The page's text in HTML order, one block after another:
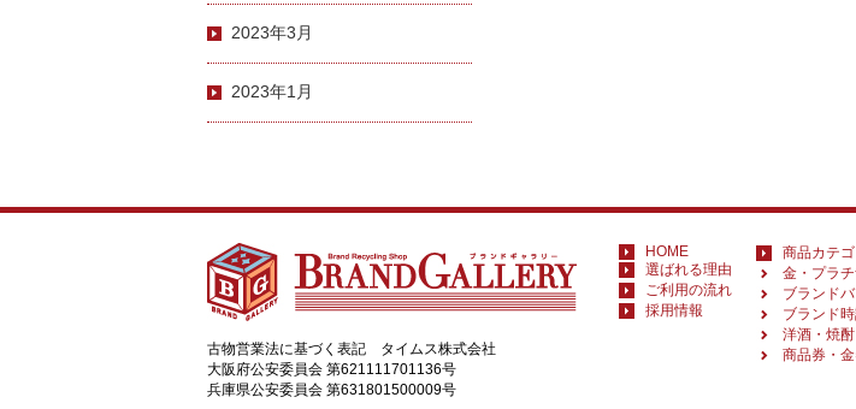
2023年3月
2023年1月
古物営業法に基づく表記 タイムス株式会社
大阪府公安委員会 第621111701136号
兵庫県公安委員会 第631801500009号
HOME
選ばれる理由
ご利用の流れ
採用情報
商品カテ
金・プラ
ブランド
ブランド
洋酒・焼
商品券・